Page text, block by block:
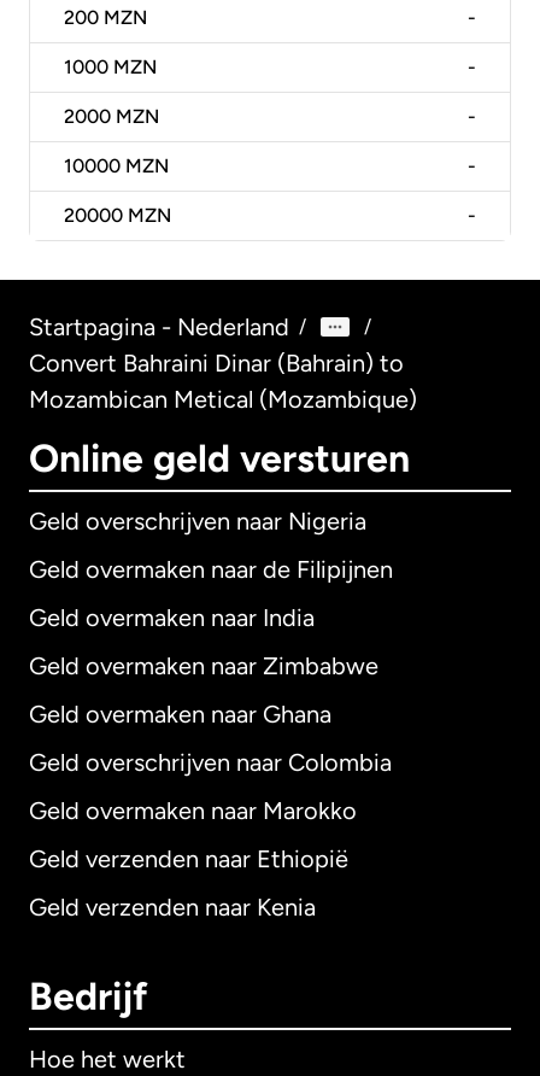
200 MZN -
1000 MZN -
2000 MZN -
10000 MZN -
20000 MZN -
Startpagina - Nederland / /
Convert Bahraini Dinar (Bahrain) to
Mozambican Metical (Mozambique)
Online geld versturen
Geld overschrijven naar Nigeria
Geld overmaken naar de Filipijnen
Geld overmaken naar India
Geld overmaken naar Zimbabwe
Geld overmaken naar Ghana
Geld overschrijven naar Colombia
Geld overmaken naar Marokko
Geld verzenden naar Ethiopië
Geld verzenden naar Kenia
Bedrijf
Hoe het werkt